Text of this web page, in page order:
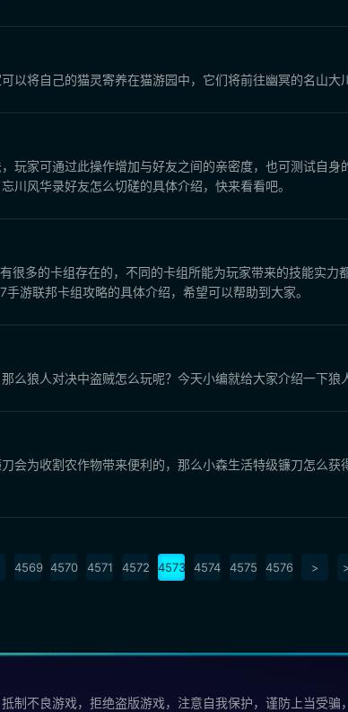
以将自己的猫灵寄养在猫游园中，它们将前往幽冥的名山大
玩家可通过此操作增加与好友之间的亲密度，也可测试自
川风华录好友怎么切磋的具体介绍，快来看看吧。
多的卡组存在的，不同的卡组所能为玩家带来的技能实力
游联邦卡组攻略的具体介绍，希望可以帮助到大家。
狼人对决中盗贼怎么玩呢？今天小编就给大家介绍一下狼
会为收割农作物带来便利的，那么小森生活特级镰刀怎么
4569 4570 4571 4572 4573 4574 4575 4576 >
制不良游戏，拒绝盗版游戏，注意自我保护，谨防上当受